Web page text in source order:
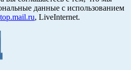
данные с использованием
top.mail.ru, LiveInternet.